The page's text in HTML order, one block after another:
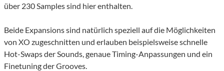
über 230 Samples sind hier enthalten.
Beide Expansions sind natürlich speziell auf die Möglichkeiten
von XO zugeschnitten und erlauben beispielsweise schnelle
Hot-Swaps der Sounds, genaue Timing-Anpassungen und ein
Finetuning der Grooves.